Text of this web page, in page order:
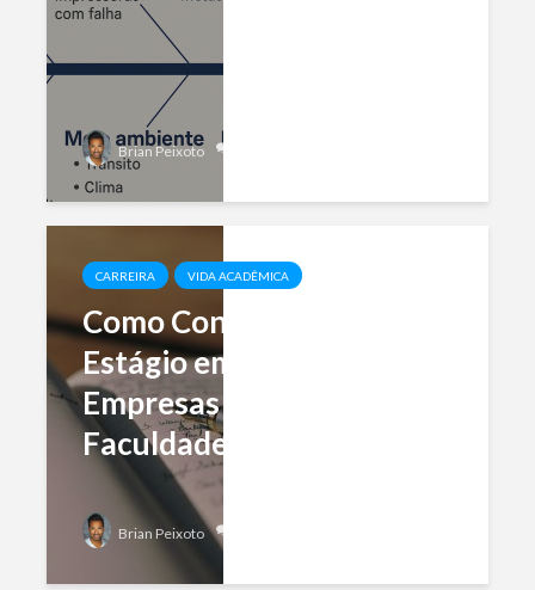
Brian Peixoto
CARREIRA VIDA ACADÊMICA
Como Conseguir um
Estágio em Grandes
Empresas Ainda na
Faculdade?
Brian Peixoto